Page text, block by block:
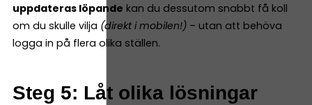
uppdateras löpande kan du dessutom snabbt få koll
om du skulle vilja (direkt i mobilen!) – utan att behöva
logga in på flera olika ställen.
Steg 5: Låt olika lösningar